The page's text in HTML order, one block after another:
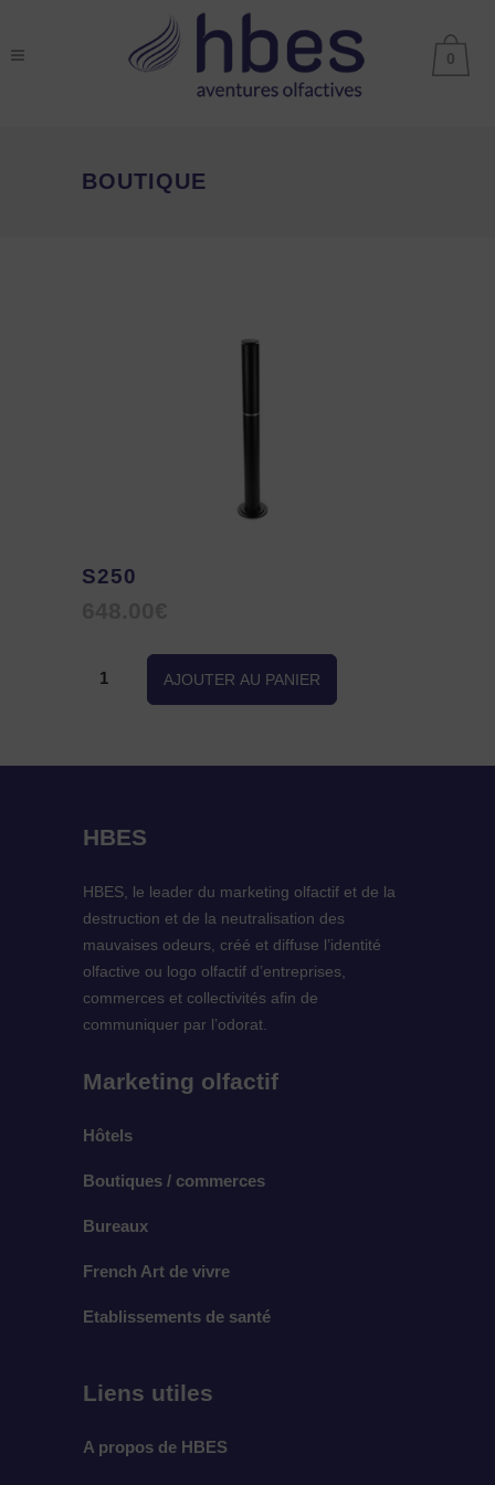
0
BOUTIQUE
S250
quantité AJOUTER AU PANIER
HBES
HBES, le leader du marketing olfactif et de la
destruction et de la neutralisation des
mauvaises odeurs, créé et diffuse l’identité
olfactive ou logo olfactif d’entreprises,
commerces et collectivités afin de
communiquer par l’odorat.
Marketing olfactif
Hôtels
Boutiques / commerces
Bureaux
French Art de vivre
Etablissements de santé
Liens utiles
A propos de HBES